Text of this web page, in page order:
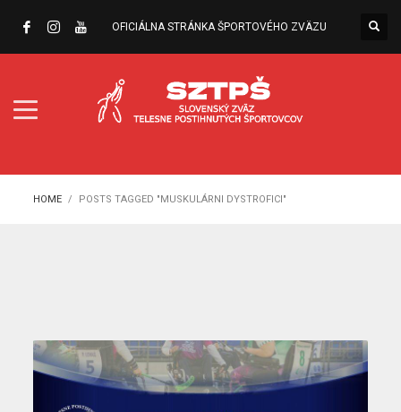
OFICIÁLNA STRÁNKA ŠPORTOVÉHO ZVÄZU
HOME POSTS TAGGED "MUSKULÁRNI DYSTROFICI"